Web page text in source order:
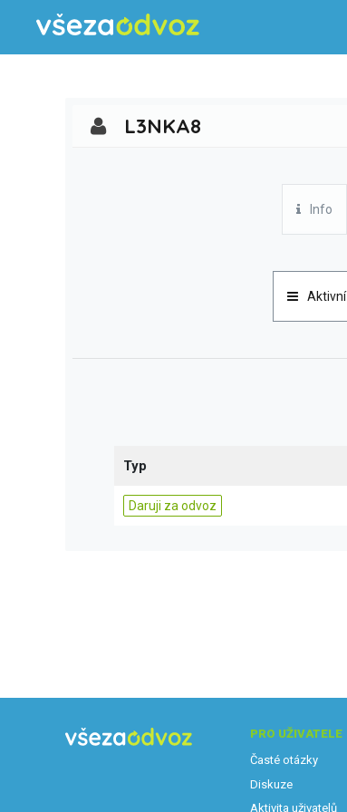
L3NKA8
Info
Aktivní
Typ
Daruji za odvoz
PRO UŽIVATELE
Časté otázky
Diskuze
Aktivita uživatelů